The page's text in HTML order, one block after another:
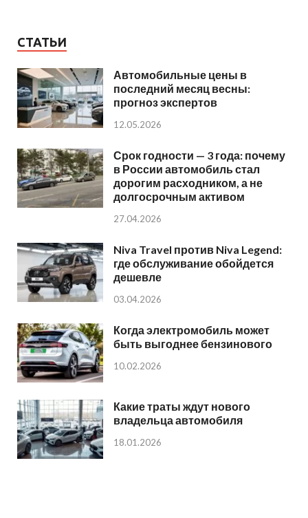
СТАТЬИ
Автомобильные цены в
последний месяц весны:
прогноз экспертов
12.05.2026
Срок годности — 3 года: почему
в России автомобиль стал
дорогим расходником, а не
долгосрочным активом
27.04.2026
Niva Travel против Niva Legend:
где обслуживание обойдется
дешевле
03.04.2026
Когда электромобиль может
быть выгоднее бензинового
10.02.2026
Какие траты ждут нового
владельца автомобиля
18.01.2026